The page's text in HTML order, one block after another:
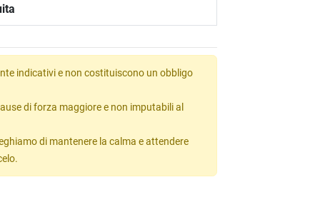
indicativi e non costituiscono un obbligo
di forza maggiore e non imputabili al
di mantenere la calma e attendere